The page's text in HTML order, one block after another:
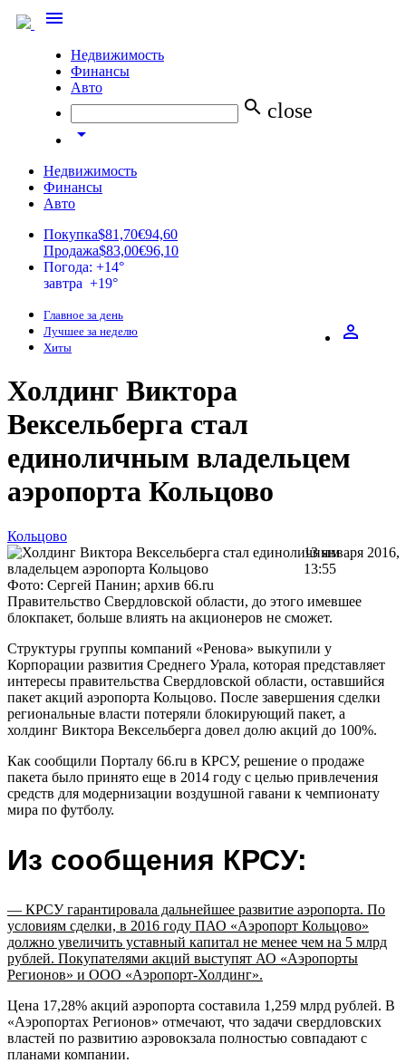
menu
Недвижимость
Финансы
Авто
search close
arrow_drop_down
Недвижимость
Финансы
Авто
Покупка$81,70€94,60
Продажа$83,00€96,10
Погода: +14°
завтра +19°
perm_identity
Главное за день
Лучшее за неделю
Хиты
Холдинг Виктора
Вексельберга стал
единоличным владельцем
аэропорта Кольцово
Кольцово
13 января 2016,
13:55
Фото: Сергей Панин; архив 66.ru
Правительство Свердловской области, до этого имевшее
блокпакет, больше влиять на акционеров не сможет.
Структуры группы компаний «Ренова» выкупили у
Корпорации развития Среднего Урала, которая представляет
интересы правительства Свердловской области, оставшийся
пакет акций аэропорта Кольцово. После завершения сделки
региональные власти потеряли блокирующий пакет, а
холдинг Виктора Вексельберга довел долю акций до 100%.
Как сообщили Порталу 66.ru в КРСУ, решение о продаже
пакета было принято еще в 2014 году с целью привлечения
средств для модернизации воздушной гавани к чемпионату
мира по футболу.
Из сообщения КРСУ:
— КРСУ гарантировала дальнейшее развитие аэропорта. По
условиям сделки, в 2016 году ПАО «Аэропорт Кольцово»
должно увеличить уставный капитал не менее чем на 5 млрд
рублей. Покупателями акций выступят АО «Аэропорты
Регионов» и ООО «Аэропорт-Холдинг».
Цена 17,28% акций аэропорта составила 1,259 млрд рублей. В
«Аэропортах Регионов» отмечают, что задачи свердловских
властей по развитию аэровокзала полностью совпадают с
планами компании.